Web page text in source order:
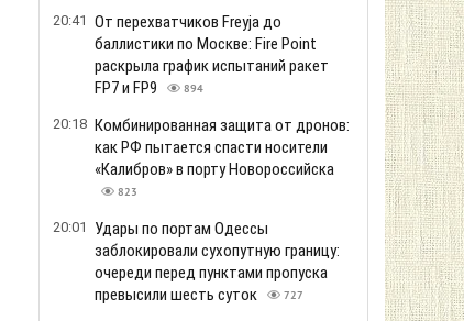
20:41 От перехватчиков Freyja до
баллистики по Москве: Fire Point
раскрыла график испытаний ракет
FP7 и FP9
894
20:18 Комбинированная защита от дронов:
как РФ пытается спасти носители
«Калибров» в порту Новороссийска
823
20:01
Удары по портам Одессы
заблокировали сухопутную границу:
очереди перед пунктами пропуска
превысили шесть суток
727